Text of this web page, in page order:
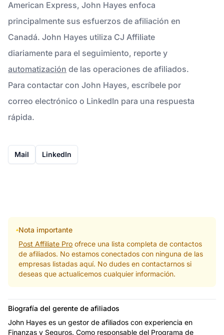
American Express, John Hayes enfoca
principalmente sus esfuerzos de afiliación en
Canadá. John Hayes utiliza CJ Affiliate
diariamente para el seguimiento, reporte y
automatización de las operaciones de afiliados.
Para contactar con John Hayes, escríbele por
correo electrónico o LinkedIn para una respuesta
rápida.
Mail LinkedIn
Nota importante
Post Affiliate Pro ofrece una lista completa de contactos
de afiliados. No estamos conectados con ninguna de las
empresas listadas aquí. No dudes en contactarnos si
deseas que actualicemos cualquier información.
Biografía del gerente de afiliados
John Hayes es un gestor de afiliados con experiencia en
Finanzas y Seguros. Como responsable del Programa de